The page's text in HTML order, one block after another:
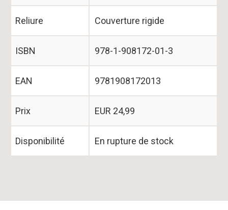
Reliure Couverture rigide
ISBN 978-1-908172-01-3
EAN 9781908172013
Prix EUR 24,99
Disponibilité En rupture de stock